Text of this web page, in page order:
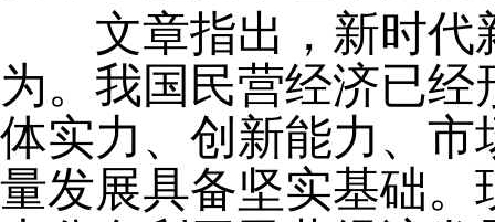
文章指出，新时代
为。我国民营经济已
体实力、创新能力、
量发展具备坚实基础